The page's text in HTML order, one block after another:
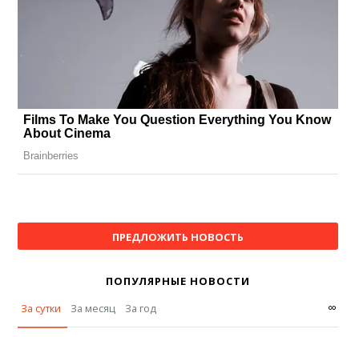
ПРЕДЛОЖИТЬ НОВОСТЬ
ПОПУЛЯРНЫЕ НОВОСТИ
За сутки
За месяц За год ∞